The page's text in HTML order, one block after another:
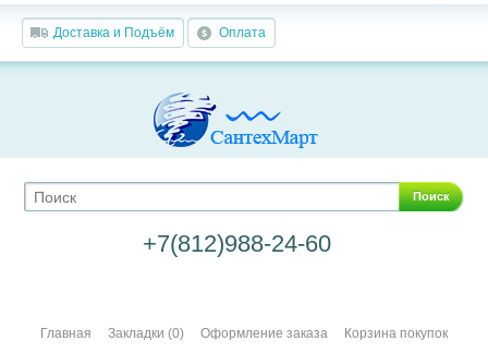
Доставка и Подъём Оплата
Поиск
+7(812)988-24-60
Главная Закладки (0) Оформление заказа
Корзина покупок